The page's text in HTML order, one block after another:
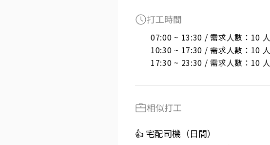
打工時間
07:00 ~ 13:30 / 需求人數：10 人
10:30 ~ 17:30 / 需求人數：10 人
17:30 ~ 23:30 / 需求人數：10 人
相似打工
👍 宅配司機（日間）